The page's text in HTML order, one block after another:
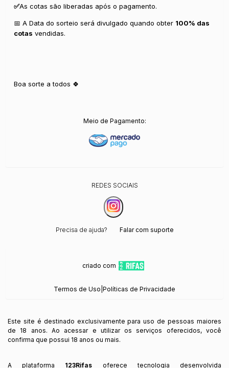
✅As cotas são liberadas após o pagamento.
📅 A Data do sorteio será divulgado quando obter 100% das
cotas vendidas.
Boa sorte a todos 🍀
Meio de Pagamento:
REDES SOCIAIS
Precisa de ajuda? Falar com suporte
criado com
Termos de Uso Políticas de Privacidade
Este site é destinado exclusivamente para uso de pessoas maiores
de 18 anos. Ao acessar e utilizar os serviços oferecidos, você
confirma que possui 18 anos ou mais.
A plataforma 123Rifas oferece tecnologia desenvolvida